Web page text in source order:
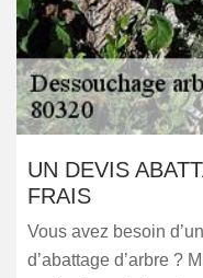
UN DEVIS
FRAIS
Vous avez besoin
d’abattage d’arbre ?